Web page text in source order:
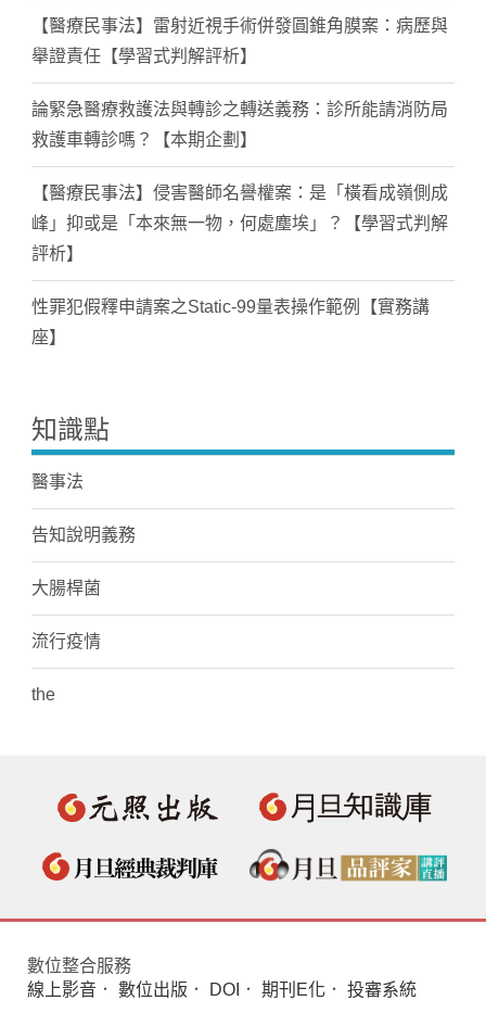
【醫療民事法】雷射近視手術併發圓錐角膜案：病歷與
舉證責任【學習式判解評析】
論緊急醫療救護法與轉診之轉送義務：診所能請消防局
救護車轉診嗎？【本期企劃】
【醫療民事法】侵害醫師名譽權案：是「橫看成嶺側成
峰」抑或是「本來無一物，何處塵埃」？【學習式判解
評析】
性罪犯假釋申請案之Static-99量表操作範例【實務講
座】
知識點
醫事法
告知說明義務
大腸桿菌
流行疫情
the
數位整合服務
線上影音 ． 數位出版 ． DOI ． 期刊E化 ． 投審系統